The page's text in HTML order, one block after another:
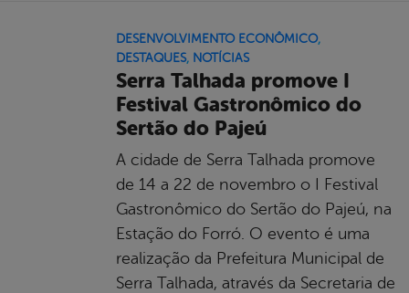
DESENVOLVIMENTO ECONÔMICO,
DESTAQUES, NOTÍCIAS
Serra Talhada promove I
Festival Gastronômico do
Sertão do Pajeú
A cidade de Serra Talhada promove
de 14 a 22 de novembro o I Festival
Gastronômico do Sertão do Pajeú, na
Estação do Forró. O evento é uma
realização da Prefeitura Municipal de
Serra Talhada, através da Secretaria de